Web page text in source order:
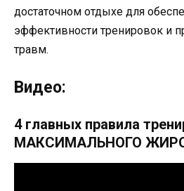
достаточном отдыхе для
эффективности тренировок и
травм.
Видео:
4 главных правила
МАКСИМАЛЬНОГО